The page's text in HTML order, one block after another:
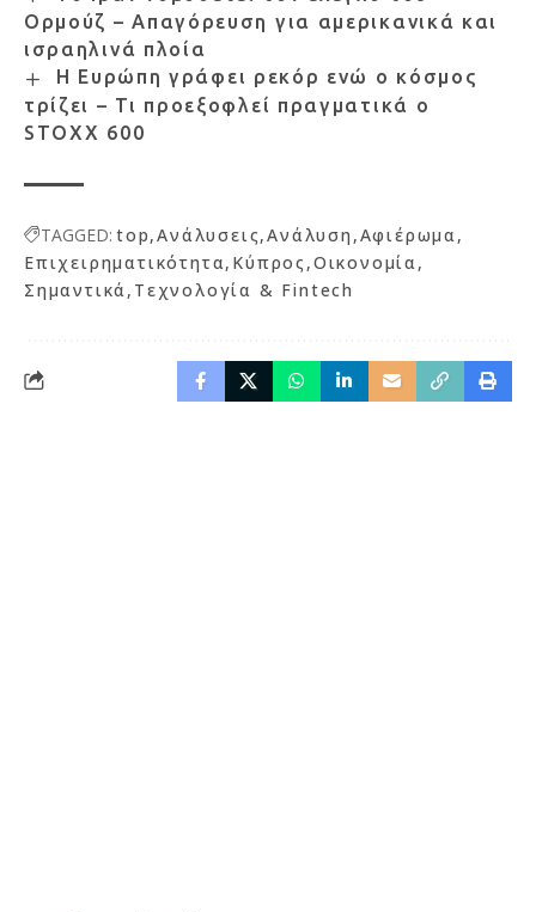
Ορμούζ – Απαγόρευση για αμερικανικά και
ισραηλινά πλοία
Η Ευρώπη γράφει ρεκόρ ενώ ο κόσμος
τρίζει – Τι προεξοφλεί πραγματικά ο
STOXX 600
TAGGED: top Ανάλυσεις Ανάλυση Αφιέρωμα
Επιχειρηματικότητα Κύπρος Οικονομία
Σημαντικά Τεχνολογία & Fintech